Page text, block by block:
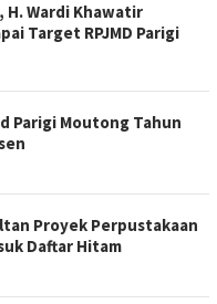
H. Wardi Khawatir
Target RPJMD Parigi
Parigi Moutong Tahun
Proyek Perpustakaan
Daftar Hitam